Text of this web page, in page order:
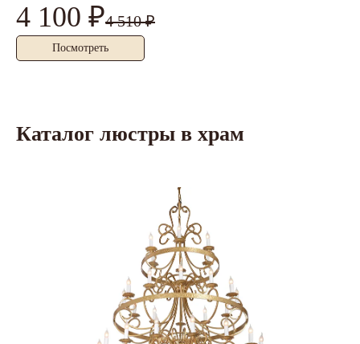
4 100 ₽4 510 ₽
Посмотреть
Каталог люстры в храм